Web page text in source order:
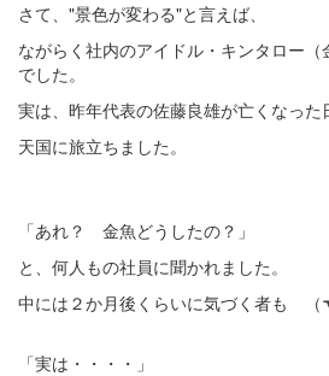
さて、"景色が変わる"と言えば、
ながらく社内のアイドル・キンタロー
でした。
実は、昨年代表の佐藤良雄が亡くなった
天国に旅立ちました。
「あれ？ 金魚どうしたの？」
と、何人もの社員に聞かれました。
中には２か月後くらいに気づく者も （
「実は・・・・」